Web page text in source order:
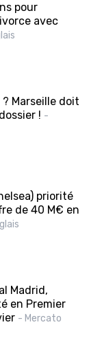
pour
avec
? Marseille doit
! -
priorité
de 40 M€ en
Madrid,
en Premier
- Mercato